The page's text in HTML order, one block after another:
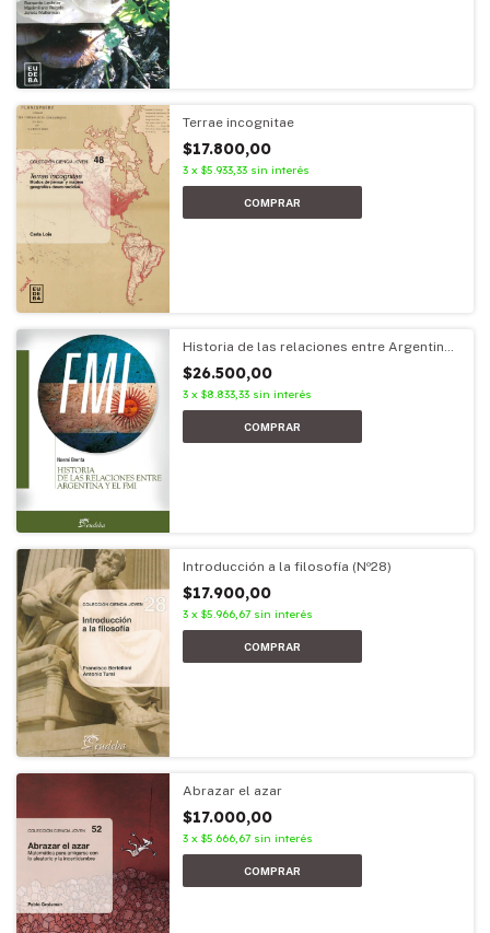
Terrae incognitae
$17.800,00
3 x $5.933,33 sin interés
Historia de las relaciones entre Argentina
$26.500,00
3 x $8.833,33 sin interés
Introducción a la filosofía (Nº28)
$17.900,00
3 x $5.966,67 sin interés
Abrazar el azar
$17.000,00
3 x $5.666,67 sin interés